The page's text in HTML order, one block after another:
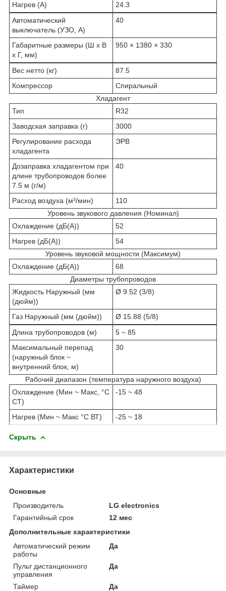
Нагрев (A)
24.3
Автоматический
выключатель (УЗО, А)
40
Габаритные размеры (Ш x В
x Г, мм)
950 × 1380 × 330
Вес нетто (кг)
87.5
Компрессор
Спиральный
Хладагент
Тип
R32
Заводская заправка (г)
3000
Регулирование расхода
хладагента
ЭРВ
Дозаправка хладагентом при
длине трубопроводов более
7.5 м (г/м)
40
Расход воздуха (м³/мин)
110
Уровень звукового давления (Номинал)
Охлаждение (дБ(A))
52
Нагрев (дБ(A))
54
Уровень звуковой мощности (Максимум)
Охлаждение (дБ(A))
68
Диаметры трубопроводов
Жидкость Наружный (мм
(дюйм))
Ø 9.52 (3/8)
Газ Наружный (мм (дюйм))
Ø 15.88 (5/8)
Длина трубопроводов (м)
5 ~ 85
Максимальный перепад
(наружный блок ~
внутренний блок, м)
30
Рабочий диапазон (температура наружного воздуха)
Охлаждение (Мин ~ Макс, °C
СТ)
-15 ~ 48
Нагрев (Мин ~ Макс °C ВТ) -25 ~ 18
Скрыть
Характеристики
Основные
Производитель
LG electronics
Гарантийный срок
12 мес
Дополнительные характеристики
Автоматический режим
работы
Да
Пульт дистанционного
управления
Да
Таймер
Да